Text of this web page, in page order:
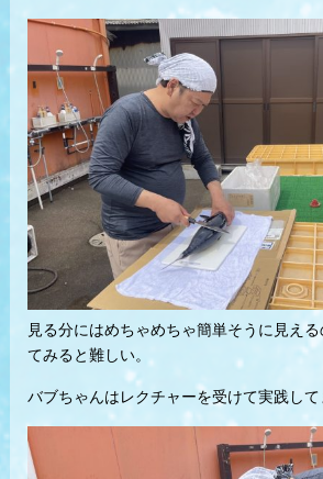
見る分にはめちゃめちゃ簡単そうに見え
てみると難しい。
バブちゃんはレクチャーを受けて実践し